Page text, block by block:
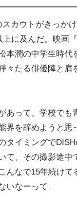
カウトがきっか
に及んだ。映画
本潤の中学生時代
々たる俳優陣と肩
あって、学校で
界を辞めようと
タイミングで
て、その撮影途
なで15年続けて
いなーって」